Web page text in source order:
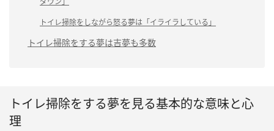
トイレ掃除をしながら怒る夢は「イライラしている」
トイレ掃除をする夢は吉夢も多数
トイレ掃除をする夢を見る基本的な意味と心
理